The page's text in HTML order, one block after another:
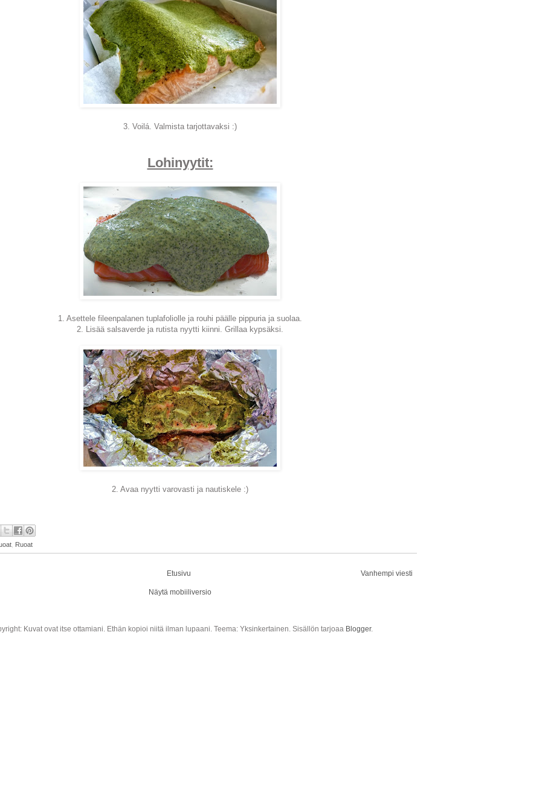
3. Voilá. Valmista tarjottavaksi :)
Lohinyytit:
1. Asettele fileenpalanen tuplafoliolle ja rouhi päälle pippuria ja suolaa.
2. Lisää salsaverde ja rutista nyytti kiinni. Grillaa kypsäksi.
2. Avaa nyytti varovasti ja nautiskele :)
Ruoat
Vanhempi viesti
Etusivu
Näytä mobiiliversio
Kuvat ovat itse ottamiani. Ethän kopioi niitä ilman lupaani. Teema: Yksinkertainen. Sisällön tarjoaa Blogger.